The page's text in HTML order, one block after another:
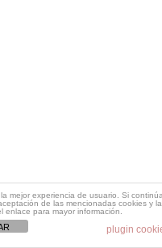
mejor experiencia de usuario. Si
de las mencionadas cookies y la
enlace para mayor información.
plugin